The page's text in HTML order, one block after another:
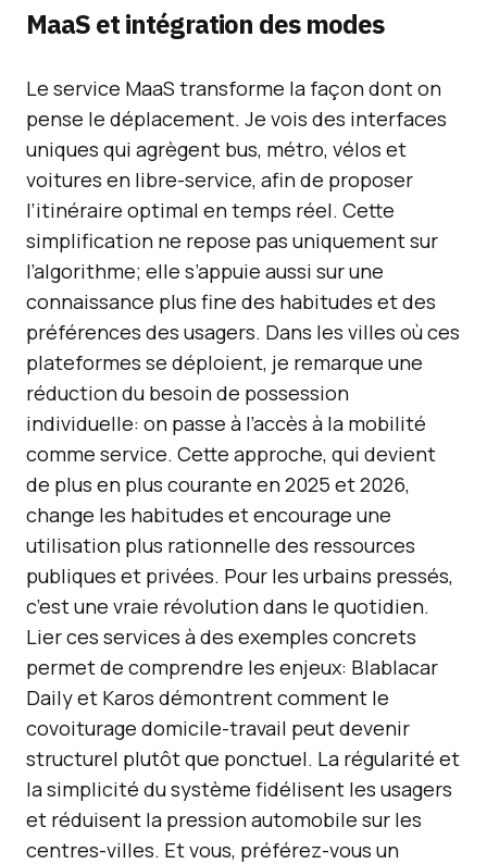
MaaS et intégration des modes
Le service MaaS transforme la façon dont on
pense le déplacement. Je vois des interfaces
uniques qui agrègent bus, métro, vélos et
voitures en libre-service, afin de proposer
l’itinéraire optimal en temps réel. Cette
simplification ne repose pas uniquement sur
l’algorithme; elle s’appuie aussi sur une
connaissance plus fine des habitudes et des
préférences des usagers. Dans les villes où ces
plateformes se déploient, je remarque une
réduction du besoin de possession
individuelle: on passe à l’accès à la mobilité
comme service. Cette approche, qui devient
de plus en plus courante en 2025 et 2026,
change les habitudes et encourage une
utilisation plus rationnelle des ressources
publiques et privées. Pour les urbains pressés,
c’est une vraie révolution dans le quotidien.
Lier ces services à des exemples concrets
permet de comprendre les enjeux: Blablacar
Daily et Karos démontrent comment le
covoiturage domicile-travail peut devenir
structurel plutôt que ponctuel. La régularité et
la simplicité du système fidélisent les usagers
et réduisent la pression automobile sur les
centres-villes. Et vous, préférez-vous un